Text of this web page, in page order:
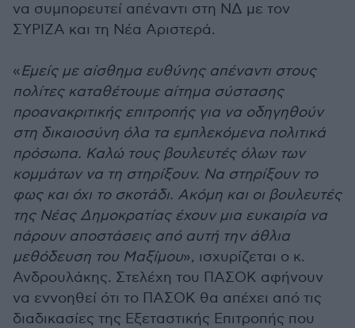
να συμπορευτεί απέναντι στη ΝΔ με τον
ΣΥΡΙΖΑ και τη Νέα Αριστερά.
«Εμείς με αίσθημα ευθύνης απέναντι στους
πολίτες καταθέτουμε αίτημα σύστασης
προανακριτικής επιτροπής για να οδηγηθούν
στη δικαιοσύνη όλα τα εμπλεκόμενα πολιτικά
πρόσωπα. Καλώ τους βουλευτές όλων των
κομμάτων να τη στηρίξουν. Να στηρίξουν το
φως και όχι το σκοτάδι. Ακόμη και οι βουλευτές
της Νέας Δημοκρατίας έχουν μια ευκαιρία να
πάρουν αποστάσεις από αυτή την άθλια
μεθόδευση του Μαξίμου», ισχυρίζεται ο κ.
Ανδρουλάκης. Στελέχη του ΠΑΣΟΚ αφήνουν
να εννοηθεί ότι το ΠΑΣΟΚ θα απέχει από τις
διαδικασίες της Εξεταστικής Επιτροπής που